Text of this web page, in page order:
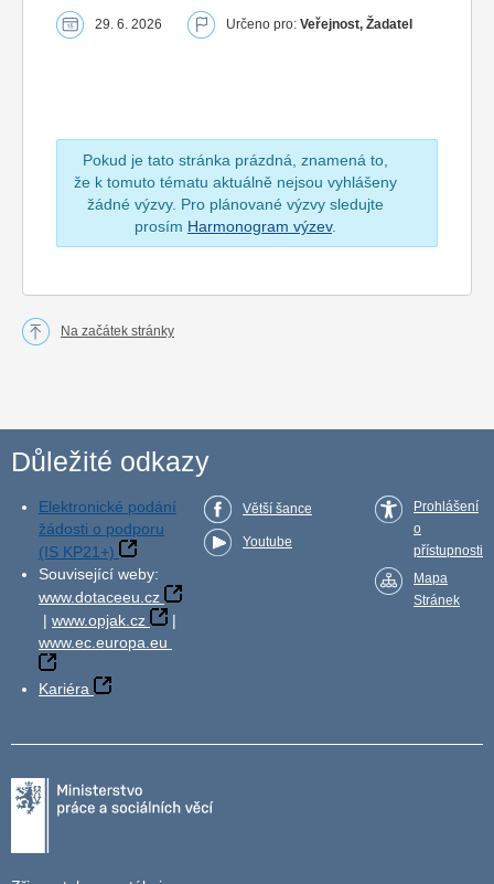
29. 6. 2026 Určeno pro: Veřejnost, Žadatel
Pokud je tato stránka prázdná, znamená to,
že k tomuto tématu aktuálně nejsou vyhlášeny
žádné výzvy. Pro plánované výzvy sledujte
prosím Harmonogram výzev.
Na začátek stránky
Důležité odkazy
Elektronické podání
žádosti o podporu
(IS KP21+)
Související weby:
www.dotaceeu.cz
| www.opjak.cz
|
www.ec.europa.eu
Kariéra
Větší šance
Youtube
Prohlášení
o
přístupnosti
Mapa
Stránek